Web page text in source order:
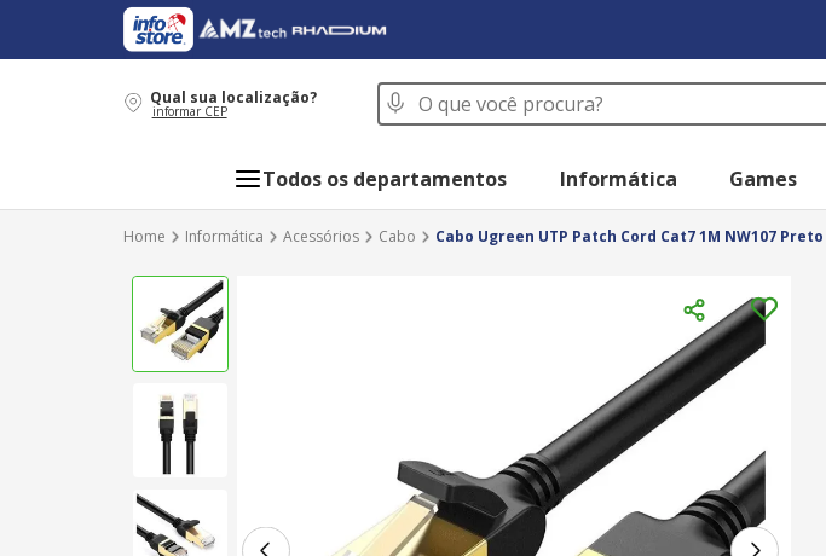
Qual sua localização?
informar CEP
O que você procura?
Todos os departamentos Informática Games
Informática Acessórios Cabo Cabo Ugreen UTP Patch Cord Cat7 1M NW107 Preto